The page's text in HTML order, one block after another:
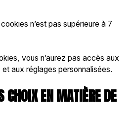
n’est pas supérieure à 7
vous n’aurez pas accès aux
aux réglages personnalisées.
CHOIX EN MATIÈRE DE